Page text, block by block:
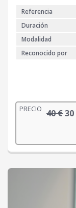
Referencia
Duración
Modalidad
Reconocido por
PRECIO 40€E
r
c
30